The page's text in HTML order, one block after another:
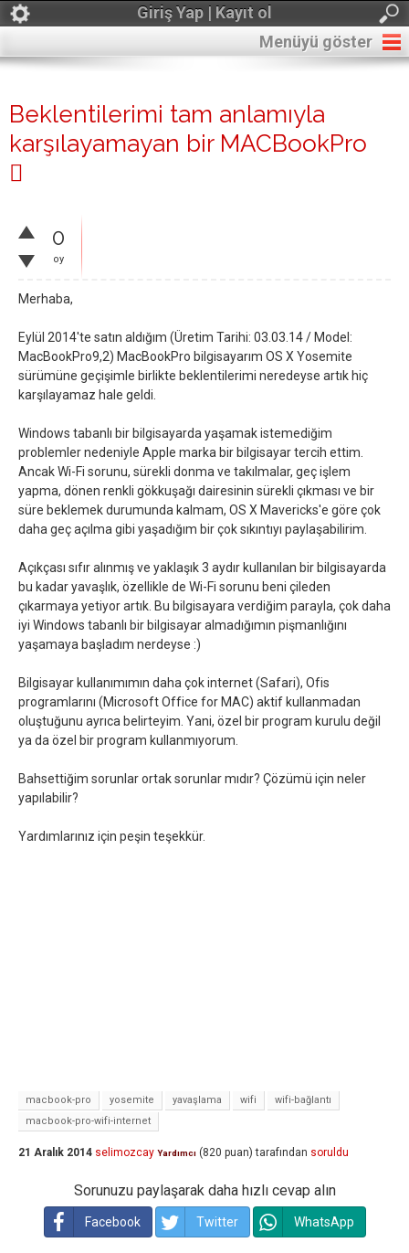
Giriş Yap | Kayıt ol
Menüyü göster
Beklentilerimi tam anlamıyla
karşılayamayan bir MACBookPro

0
oy
Merhaba,
Eylül 2014'te satın aldığım (Üretim Tarihi: 03.03.14 / Model:
MacBookPro9,2) MacBookPro bilgisayarım OS X Yosemite
sürümüne geçişimle birlikte beklentilerimi neredeyse artık hiç
karşılayamaz hale geldi.
Windows tabanlı bir bilgisayarda yaşamak istemediğim
problemler nedeniyle Apple marka bir bilgisayar tercih ettim.
Ancak Wi-Fi sorunu, sürekli donma ve takılmalar, geç işlem
yapma, dönen renkli gökkuşağı dairesinin sürekli çıkması ve bir
süre beklemek durumunda kalmam, OS X Mavericks'e göre çok
daha geç açılma gibi yaşadığım bir çok sıkıntıyı paylaşabilirim.
Açıkçası sıfır alınmış ve yaklaşık 3 aydır kullanılan bir bilgisayarda
bu kadar yavaşlık, özellikle de Wi-Fi sorunu beni çileden
çıkarmaya yetiyor artık. Bu bilgisayara verdiğim parayla, çok daha
iyi Windows tabanlı bir bilgisayar almadığımın pişmanlığını
yaşamaya başladım nerdeyse :)
Bilgisayar kullanımımın daha çok internet (Safari), Ofis
programlarını (Microsoft Office for MAC) aktif kullanmadan
oluştuğunu ayrıca belirteyim. Yani, özel bir program kurulu değil
ya da özel bir program kullanmıyorum.
Bahsettiğim sorunlar ortak sorunlar mıdır? Çözümü için neler
yapılabilir?
Yardımlarınız için peşin teşekkür.
macbook-pro yosemite yavaşlama wifi
wifi-bağlantı
macbook-pro-wifi-internet
21 Aralık 2014 selimozcay Yardımcı (820 puan) tarafından soruldu
Sorunuzu paylaşarak daha hızlı cevap alın
Facebook Twitter WhatsApp